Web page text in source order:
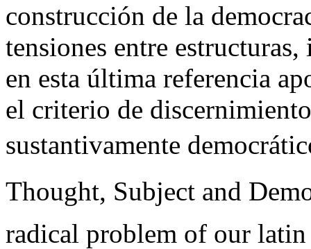
construcción de la
tensiones entre
en esta última referencia
el criterio de
sustantivamente
Thought, Subject and
radical problem of our